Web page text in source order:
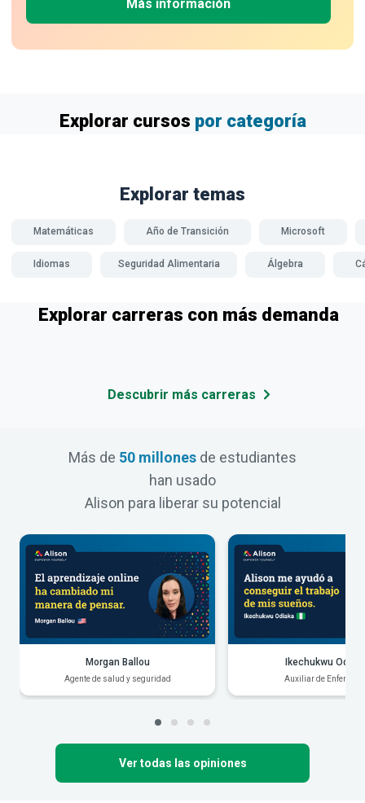
Más información
Explorar cursos por categoría
Explorar temas
Matemáticas Año de Transición Microsoft
Idiomas Seguridad Alimentaria Álgebra
Explorar carreras con más demanda
Descubrir más carreras
Más de 50 millones de estudiantes
han usado
Alison para liberar su potencial
Morgan Ballou
Agente de salud y seguridad
Ikechukwu
Auxiliar de
Ver todas las opiniones